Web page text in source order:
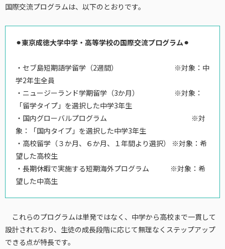
国際交流プログラムは、以下のとおりです。
⚫︎東京成徳大学中学・高等学校の国際交流プログラム⚫︎
・セブ島短期語学留学（2週間） ※対象：中
学2年生全員
・ニュージーランド学期留学（3か月） ※対象：
「留学タイプ」を選択した中学3年生
・国内グローバルプログラム ※対
象：「国内タイプ」を選択した中学3年生
・高校留学（３か月、６か月、１年間より選択） ※対象：希
望した高校生
・長期休暇で実施する短期海外プログラム ※対象：希
望した中高生
これらのプログラムは単発ではなく、中学から高校まで一貫して
設計されており、生徒の成長段階に応じて無理なくステップアップ
できる点が特長です。